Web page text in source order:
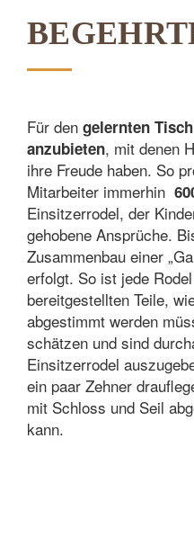
Für den gelernten
anzubieten, mit denen
ihre Freude haben. So
Mitarbeiter immerhin
Einsitzerrodel, der
gehobene Ansprüche.
Zusammenbau einer
erfolgt. So ist jede
bereitgestellten Teile,
abgestimmt werden
schätzen und sind
Einsitzerrodel
ein paar Zehner
mit Schloss und Seil
kann.